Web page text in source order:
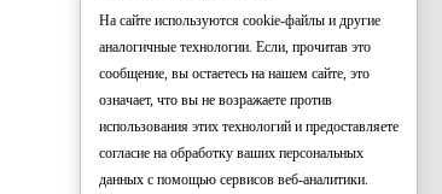
На сайте используются cookie-файлы и другие
аналогичные технологии. Если, прочитав это
сообщение, вы остаетесь на нашем сайте, это
означает, что вы не возражаете против
использования этих технологий и предоставляете
согласие на обработку ваших персональных
данных с помощью сервисов веб-аналитики.